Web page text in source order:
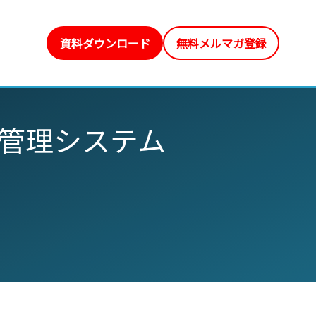
資料ダウンロード 無料メルマガ登録
理システム